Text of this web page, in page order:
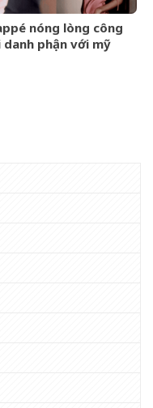
nóng lòng công
danh phận với mỹ